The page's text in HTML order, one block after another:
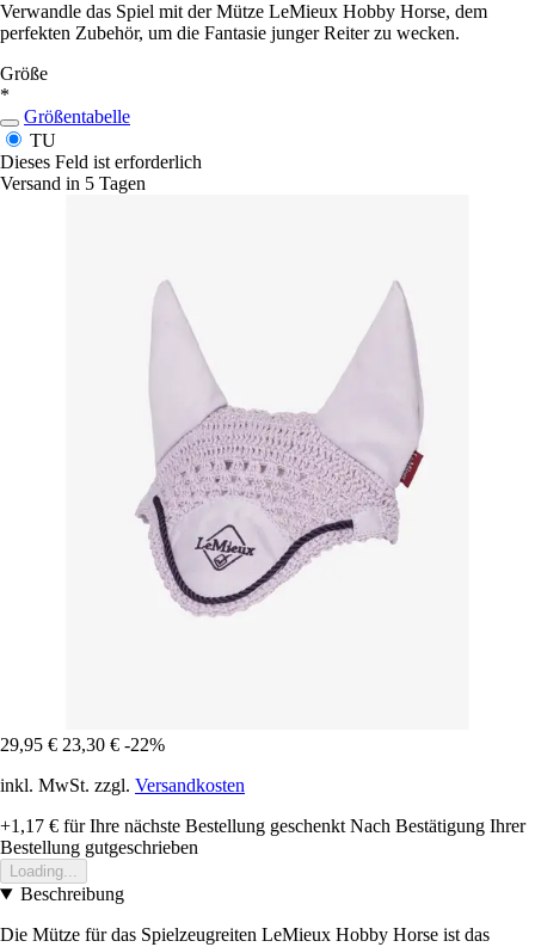
Verwandle das Spiel mit der Mütze LeMieux Hobby Horse, dem
perfekten Zubehör, um die Fantasie junger Reiter zu wecken.
Größe
*
Größentabelle
TU
Dieses Feld ist erforderlich
Versand in 5 Tagen
29,95 € 23,30 € -22%
inkl. MwSt. zzgl. Versandkosten
+1,17 € für Ihre nächste Bestellung geschenkt Nach Bestätigung Ihrer
Bestellung gutgeschrieben
Loading...
Beschreibung
Die Mütze für das Spielzeugreiten LeMieux Hobby Horse ist das